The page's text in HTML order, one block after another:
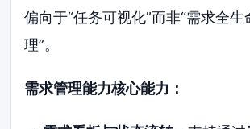
偏向于“任务可视化”而非“需求全生
理”。
需求管理能力核心能力：